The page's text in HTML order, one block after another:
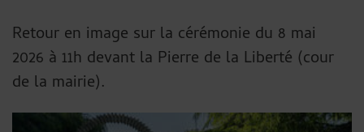
Retour en image sur la cérémonie du 8 mai
2026 à 11h devant la Pierre de la Liberté (cour
de la mairie).